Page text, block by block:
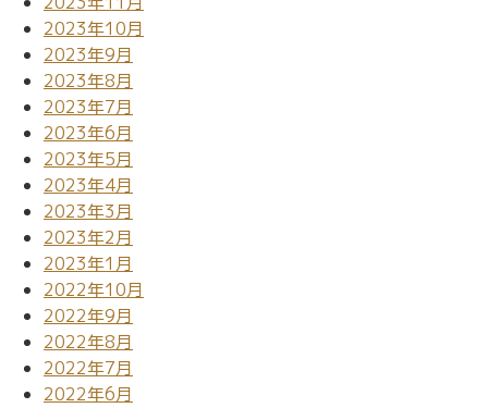
2023年10月
2023年9月
2023年8月
2023年7月
2023年6月
2023年5月
2023年4月
2023年3月
2023年2月
2023年1月
2022年10月
2022年9月
2022年8月
2022年7月
2022年6月